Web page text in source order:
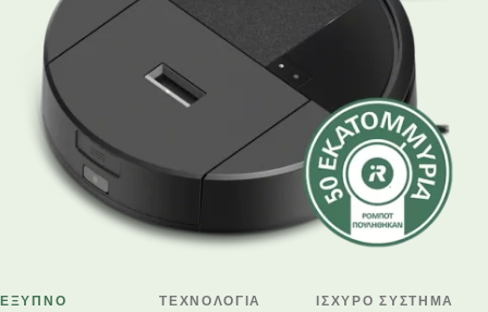
ΕΞΥΠΝΟ
ΤΕΧΝΟΛΟΓΙΑ
ΙΣΧΥΡΟ ΣΥΣΤΗΜΑ